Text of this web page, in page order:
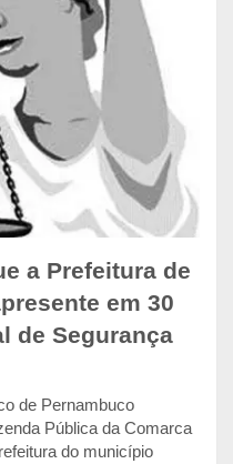
a Prefeitura de
em 30
de Segurança
de Pernambuco
Pública da Comarca
do município